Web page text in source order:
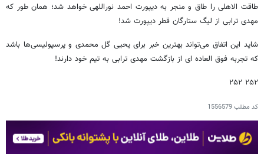
طاقت الاهلی را طاق و منجر به دیپورت احمد نوراللهی خواهد شد؛ همان طور که
مهدی ترابی از لیگ ستارگان قطر دیپورت شد!
شاید این اتفاق می‌تواند بهترین خبر برای یحیی گل محمدی و پرسپولیسی‌ها باشد
که تجربه فوق العاده ای از بازگشت مهدی ترابی به تیم خود دارند!
۲۵۲ ۲۵۲
کد مطلب1556579